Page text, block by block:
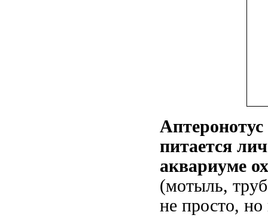
питается
аквариуме
(мотыль,
не просто,